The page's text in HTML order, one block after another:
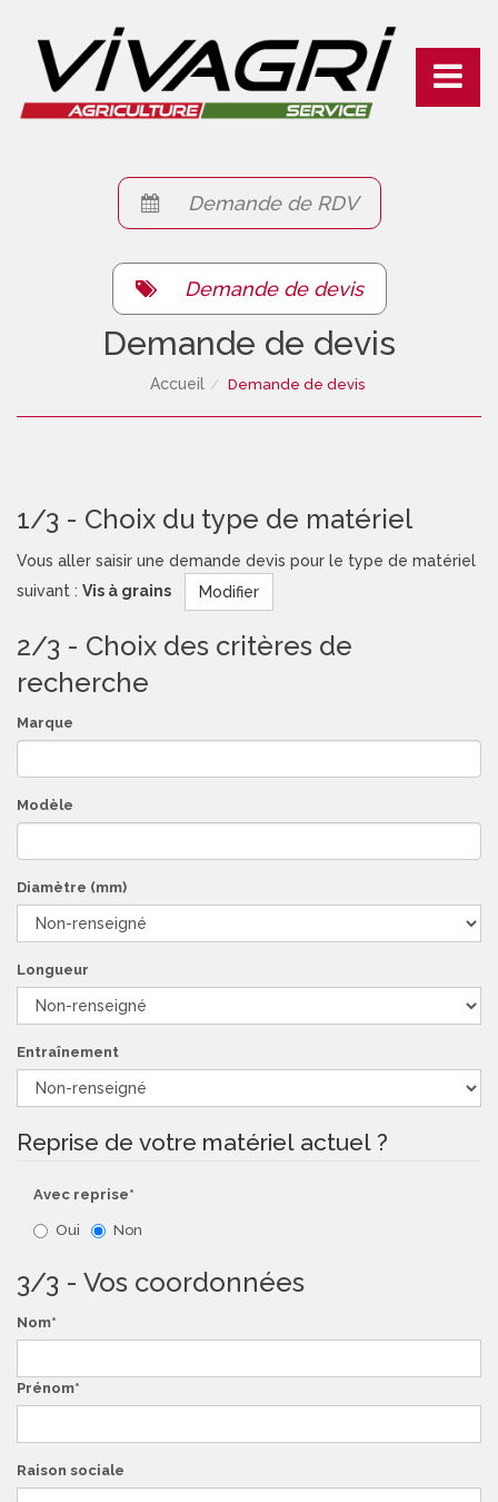
Toggle
Demande de RDV
Demande de devis
Demande de devis
Accueil Demande de devis
1/3 - Choix du type de matériel
Vous aller saisir une demande devis pour le type de matériel
suivant : Vis à grains Modifier
2/3 - Choix des critères de
recherche
Marque
Modèle
Diamètre (mm)
Longueur
Entraînement
Reprise de votre matériel actuel ?
Avec reprise*
Oui Non
3/3 - Vos coordonnées
Nom
Prénom
Raison sociale